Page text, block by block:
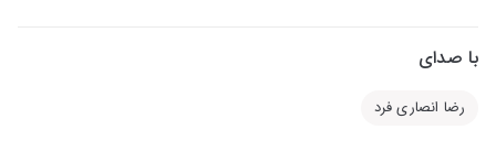
با صدای
رضا انصاری فرد